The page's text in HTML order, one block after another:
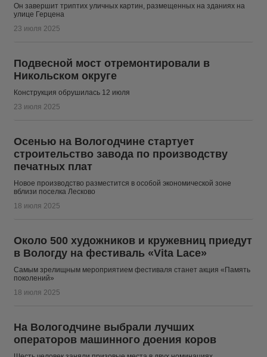
Он завершит триптих уличных картин, размещенных на зданиях на
улице Герцена
23 июля 2025
Подвесной мост отремонтировали в
Никольском округе
Конструкция обрушилась 12 июля
23 июля 2025
Осенью на Вологодчине стартует
строительство завода по производству
печатных плат
Новое производство разместится в особой экономической зоне
вблизи поселка Лесково
18 июля 2025
Около 500 художников и кружевниц приедут
в Вологду на фестиваль «Vita Lace»
Самым зрелищным мероприятием фестиваля станет акция «Память
поколений»
18 июля 2025
На Вологодчине выбрали лучших
операторов машинного доения коров